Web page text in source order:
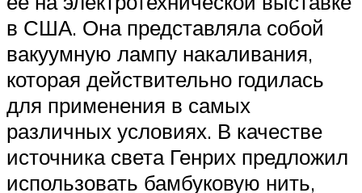
в США. Она представляла собой
вакуумную лампу накаливания,
которая действительно годилась
для применения в самых
различных условиях. В качестве
источника света Генрих предложил
использовать бамбуковую нить,